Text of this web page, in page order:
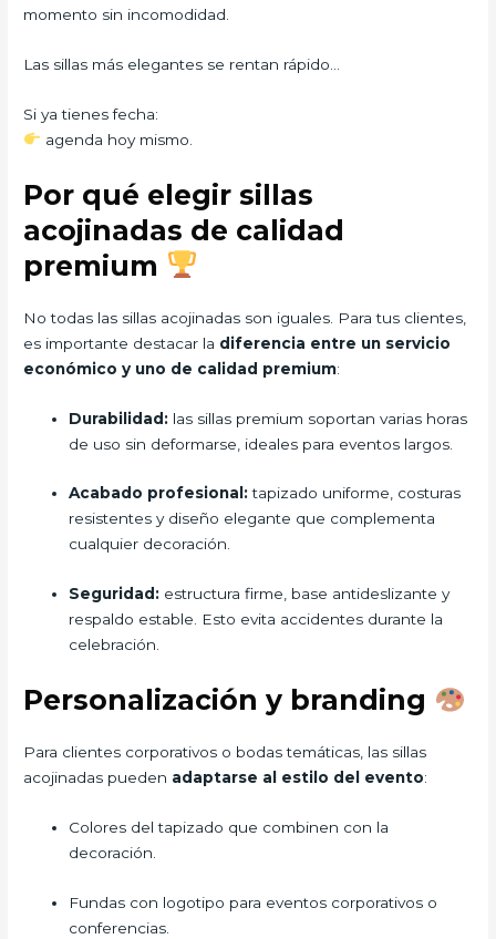
momento sin incomodidad.
Las sillas más elegantes se rentan rápido…
Si ya tienes fecha:
agenda hoy mismo.
Por qué elegir sillas
acojinadas de calidad
premium
No todas las sillas acojinadas son iguales. Para tus clientes,
es importante destacar la diferencia entre un servicio
económico y uno de calidad premium:
Durabilidad: las sillas premium soportan varias horas
de uso sin deformarse, ideales para eventos largos.
Acabado profesional:tapizado uniforme, costuras
resistentes y diseño elegante que complementa
cualquier decoración.
Seguridad: estructura firme, base antideslizante y
respaldo estable. Esto evita accidentes durante la
celebración.
Personalización y branding
Para clientes corporativos o bodas temáticas, las sillas
acojinadas pueden adaptarse al estilo del evento:
Colores del tapizado que combinen con la
decoración.
Fundas con logotipo para eventos corporativos o
conferencias.